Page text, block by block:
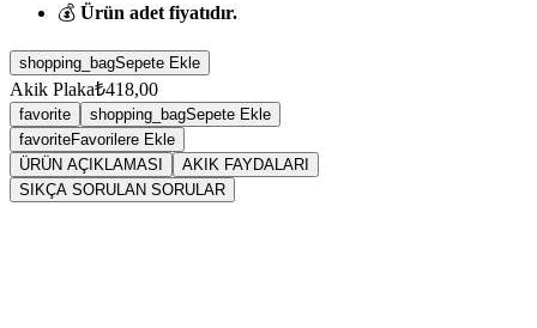
💰 Ürün adet fiyatıdır.
shopping_bagSepete Ekle
Akik Plaka₺418,00
favorite shopping_bagSepete Ekle
favoriteFavorilere Ekle
ÜRÜN AÇIKLAMASI
AKIK FAYDALARI
SIKÇA SORULAN SORULAR